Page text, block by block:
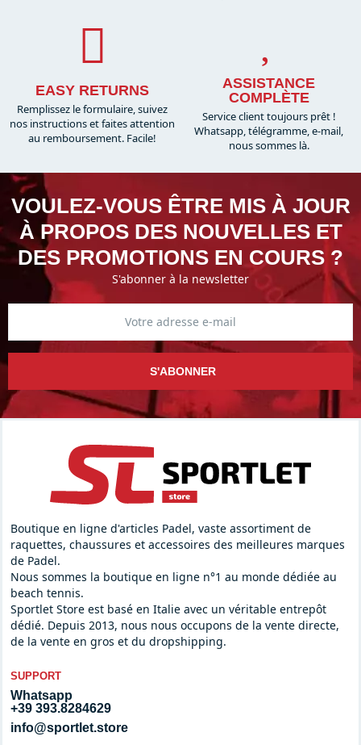
EASY RETURNS
Remplissez le formulaire, suivez
nos instructions et faites attention
au remboursement. Facile!
ASSISTANCE
COMPLÈTE
Service client toujours prêt !
Whatsapp, télégramme, e-mail,
nous sommes là.​
VOULEZ-VOUS ÊTRE MIS À JOUR
À PROPOS DES NOUVELLES ET
DES PROMOTIONS EN COURS ?
S'abonner à la newsletter
S'ABONNER
Boutique en ligne d'articles Padel, vaste assortiment de
raquettes, chaussures et accessoires des meilleures marques
de Padel.
Nous sommes la boutique en ligne n°1 au monde dédiée au
beach tennis.
Sportlet Store est basé en Italie avec un véritable entrepôt
dédié. Depuis 2013, nous nous occupons de la vente directe,
de la vente en gros et du dropshipping.
SUPPORT
Whatsapp
+39 393.8284629
info@sportlet.store